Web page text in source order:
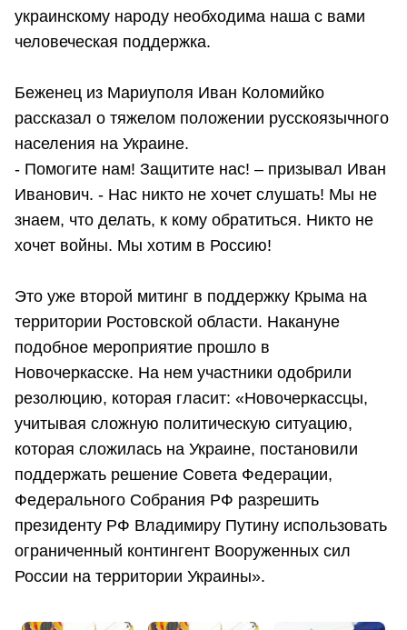
украинскому народу необходима наша с вами
человеческая поддержка.
Беженец из Мариуполя Иван Коломийко
рассказал о тяжелом положении русскоязычного
населения на Украине.
- Помогите нам! Защитите нас! – призывал Иван
Иванович. - Нас никто не хочет слушать! Мы не
знаем, что делать, к кому обратиться. Никто не
хочет войны. Мы хотим в Россию!
Это уже второй митинг в поддержку Крыма на
территории Ростовской области. Накануне
подобное мероприятие прошло в
Новочеркасске. На нем участники одобрили
резолюцию, которая гласит: «Новочеркассцы,
учитывая сложную политическую ситуацию,
которая сложилась на Украине, постановили
поддержать решение Совета Федерации,
Федерального Собрания РФ разрешить
президенту РФ Владимиру Путину использовать
ограниченный контингент Вооруженных сил
России на территории Украины».